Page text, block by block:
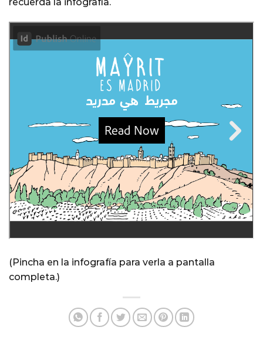
(Pincha en la infografía para verla a pantalla
completa.)